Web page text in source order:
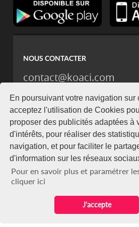
En poursuivant votre navigation sur
acceptez l'utilisation de Cookies
proposer des publicités adaptées à
d'intérêts, pour réaliser des
navigation, et pour faciliter le
d'information sur les réseaux
Pour en savoir plus et paramétrer
cliquer ici
J'accepte
NOUS CONTACTER
contact@koaci.com
+225 07 08 85 52 93
NEWSLETTER
Restez connecté via notre newsletter
S'abonner
Se désabonner